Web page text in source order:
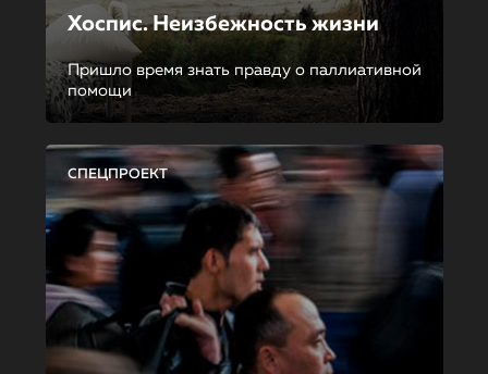
Хоспис. Неизбежность жизни
Пришло время знать правду о паллиативной
помощи
СПЕЦПРОЕКТ